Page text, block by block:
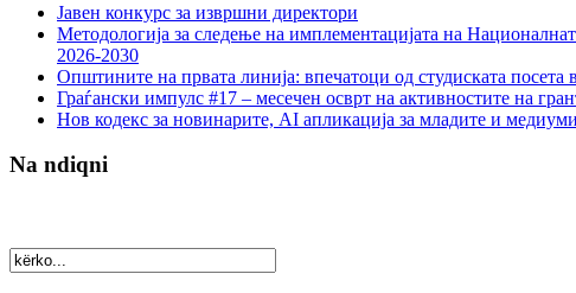
Јавен конкурс за извршни директори
Методологија за следење на имплементацијата на
2026-2030
Општините на првата линија: впечатоци од студиската посета
Граѓански импулс #17 – месечен осврт на активностите на
Нов кодекс за новинарите, AI апликација за младите и
Na ndiqni